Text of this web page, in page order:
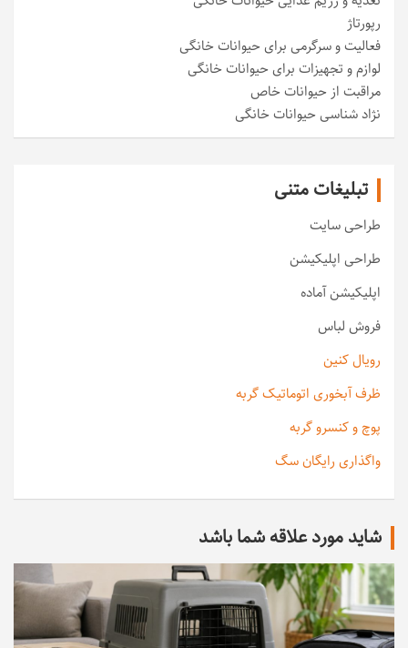
رپورتاژ
فعالیت و سرگرمی برای حیوانات خانگی
لوازم و تجهیزات برای حیوانات خانگی
مراقبت از حیوانات خاص
نژاد شناسی حیوانات خانگی
تبلیغات متنی
طراحی سایت
طراحی اپلیکیشن
اپلیکیشن آماده
فروش لباس
رویال کنین
ظرف آبخوری اتوماتیک گربه
پوچ و کنسرو گربه
واگذاری رایگان سگ
شاید مورد علاقه شما باشد